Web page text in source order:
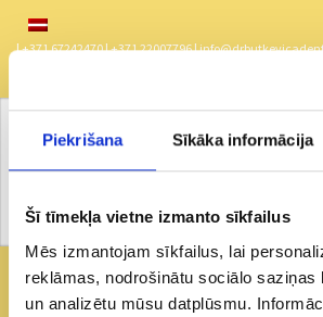
Piekrišana Sīkāka informācija
Šī tīmekļa vietne izmanto sīkfailus
Mēs izmantojam sīkfailus, lai
reklāmas, nodrošinātu sociālo saziņas
un analizētu mūsu datplūsmu.
| +371 67242470 | +371 22007796 |
Zobārstniecības māsa